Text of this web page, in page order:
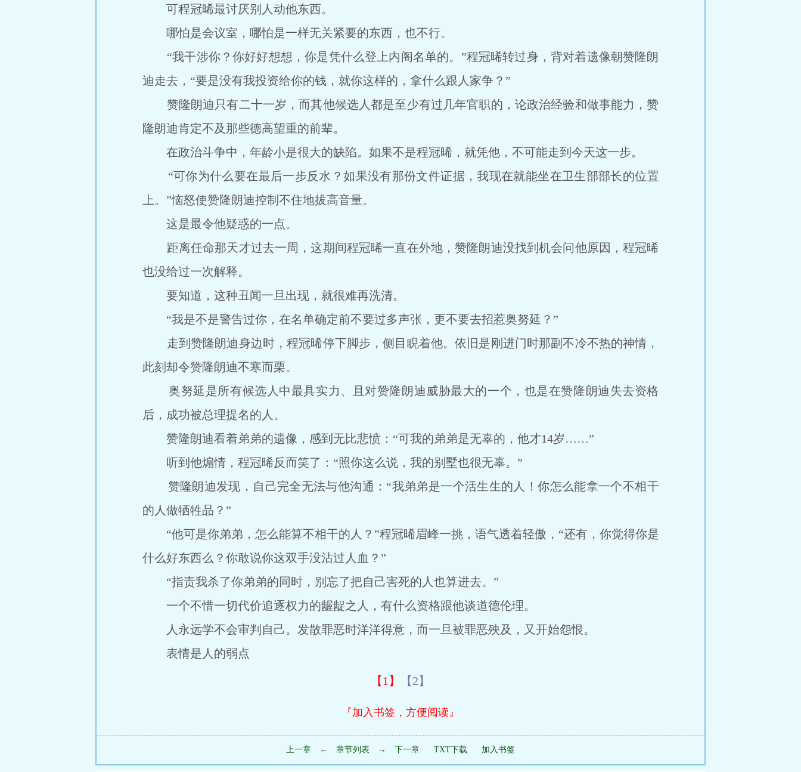
可程冠晞最讨厌别人动他东西。
哪怕是会议室，哪怕是一样无关紧要的东西，也不行。
“我干涉你？你好好想想，你是凭什么登上内阁名单的。”程冠晞转过身，背对着遗像朝赞隆朗
迪走去，“要是没有我投资给你的钱，就你这样的，拿什么跟人家争？”
赞隆朗迪只有二十一岁，而其他候选人都是至少有过几年官职的，论政治经验和做事能力，赞
隆朗迪肯定不及那些德高望重的前辈。
在政治斗争中，年龄小是很大的缺陷。如果不是程冠晞，就凭他，不可能走到今天这一步。
“可你为什么要在最后一步反水？如果没有那份文件证据，我现在就能坐在卫生部部长的位置
上。”恼怒使赞隆朗迪控制不住地拔高音量。
这是最令他疑惑的一点。
距离任命那天才过去一周，这期间程冠晞一直在外地，赞隆朗迪没找到机会问他原因，程冠晞
也没给过一次解释。
要知道，这种丑闻一旦出现，就很难再洗清。
“我是不是警告过你，在名单确定前不要过多声张，更不要去招惹奥努延？”
走到赞隆朗迪身边时，程冠晞停下脚步，侧目睨着他。依旧是刚进门时那副不冷不热的神情，
此刻却令赞隆朗迪不寒而栗。
奥努延是所有候选人中最具实力、且对赞隆朗迪威胁最大的一个，也是在赞隆朗迪失去资格
后，成功被总理提名的人。
赞隆朗迪看着弟弟的遗像，感到无比悲愤：“可我的弟弟是无辜的，他才14岁……”
听到他煽情，程冠晞反而笑了：“照你这么说，我的别墅也很无辜。”
赞隆朗迪发现，自己完全无法与他沟通：“我弟弟是一个活生生的人！你怎么能拿一个不相干
的人做牺牲品？”
“他可是你弟弟，怎么能算不相干的人？”程冠晞眉峰一挑，语气透着轻傲，“还有，你觉得你是
什么好东西么？你敢说你这双手没沾过人血？”
“指责我杀了你弟弟的同时，别忘了把自己害死的人也算进去。”
一个不惜一切代价追逐权力的龌龊之人，有什么资格跟他谈道德伦理。
人永远学不会审判自己。发散罪恶时洋洋得意，而一旦被罪恶殃及，又开始怨恨。
表情是人的弱点
【1】 【2】
『加入书签，方便阅读』
上一章 ← 章节列表 → 下一章 TXT下载 加入书签